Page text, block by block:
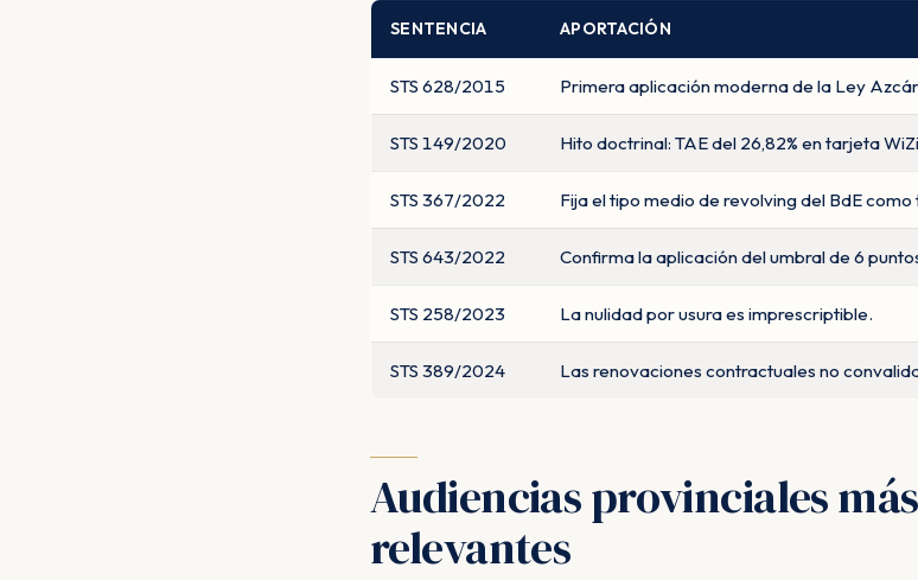
SENTENCIA APORTACIÓN
STS 628/2015 Primera aplicación moderna de la Ley
STS 149/2020 Hito doctrinal: TAE del 26,82% en tarjeta
STS 367/2022 Fija el tipo medio de revolving del BdE
STS 643/2022 Confirma la aplicación del umbral de 6
STS 258/2023 La nulidad por usura es imprescriptible.
STS 389/2024 Las renovaciones contractuales no
Audiencias provinciales más
relevantes